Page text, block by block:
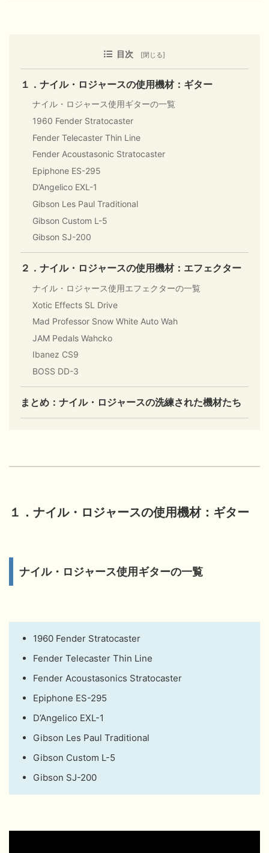
目次
１．ナイル・ロジャースの使用機材：ギター
ナイル・ロジャース使用ギターの一覧
1960 Fender Stratocaster
Fender Telecaster Thin Line
Fender Acoustasonic Stratocaster
Epiphone ES-295
D’Angelico EXL-1
Gibson Les Paul Traditional
Gibson Custom L-5
Gibson SJ-200
２．ナイル・ロジャースの使用機材：エフェクター
ナイル・ロジャース使用エフェクターの一覧
Xotic Effects SL Drive
Mad Professor Snow White Auto Wah
JAM Pedals Wahcko
Ibanez CS9
BOSS DD-3
まとめ：ナイル・ロジャースの洗練された機材たち
１．ナイル・ロジャースの使用機材：ギター
ナイル・ロジャース使用ギターの一覧
1960 Fender Stratocaster
Fender Telecaster Thin Line
Fender Acoustasonics Stratocaster
Epiphone ES-295
D’Angelico EXL-1
Gibson Les Paul Traditional
Gibson Custom L-5
Gibson SJ-200